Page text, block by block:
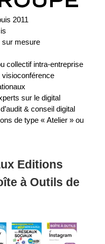
2011
sur mesure
collectif intra-entreprise
visioconférence
sur le digital
& conseil digital
de type « Atelier » ou
Editions
à Outils de